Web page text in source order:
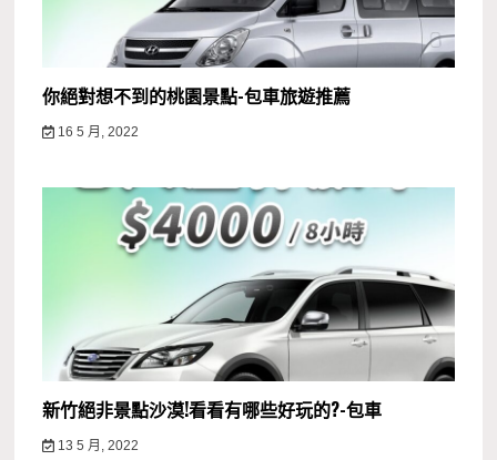
你絕對想不到的桃園景點-包車旅遊推薦
16 5 月, 2022
新竹絕非景點沙漠!看看有哪些好玩的?-包車
13 5 月, 2022